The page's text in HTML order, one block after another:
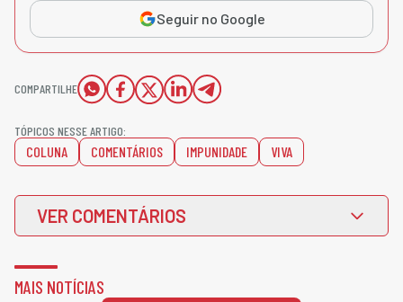
Seguir no Google
COMPARTILHE
TÓPICOS NESSE ARTIGO:
COLUNA COMENTÁRIOS IMPUNIDADE VIVA
VER COMENTÁRIOS
MAIS NOTÍCIAS